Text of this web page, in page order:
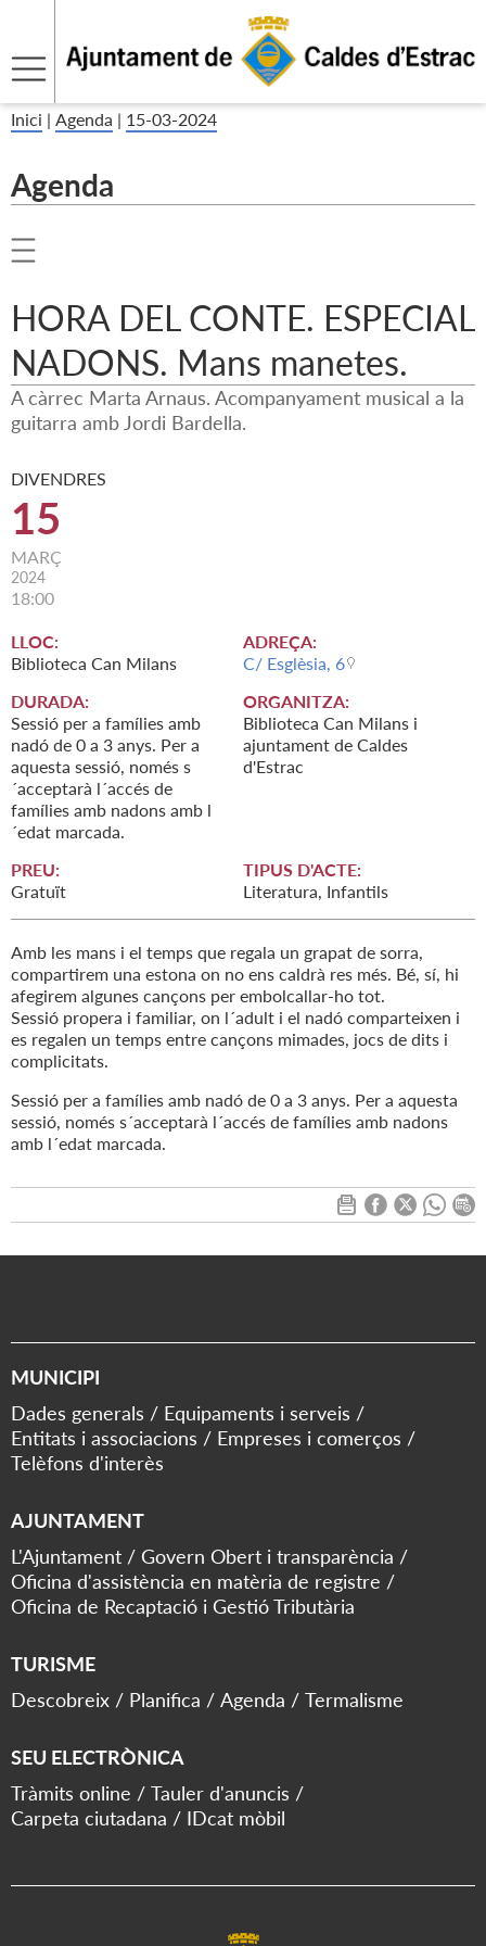
Inici | Agenda | 15-03-2024
Agenda
HORA DEL CONTE. ESPECIAL
NADONS. Mans manetes.
A càrrec Marta Arnaus. Acompanyament musical a la
guitarra amb Jordi Bardella.
DIVENDRES
15
MARÇ
2024
18:00
LLOC:
Biblioteca Can Milans
ADREÇA:
C/ Esglèsia, 6
DURADA:
Sessió per a famílies amb
nadó de 0 a 3 anys. Per a
aquesta sessió, només s
´acceptarà l´accés de
famílies amb nadons amb l
´edat marcada.
ORGANITZA:
Biblioteca Can Milans i
ajuntament de Caldes
d'Estrac
PREU:
Gratuït
TIPUS D'ACTE:
Literatura, Infantils
Amb les mans i el temps que regala un grapat de sorra,
compartirem una estona on no ens caldrà res més. Bé, sí, hi
afegirem algunes cançons per embolcallar-ho tot.
Sessió propera i familiar, on l´adult i el nadó comparteixen i
es regalen un temps entre cançons mimades, jocs de dits i
complicitats.
Sessió per a famílies amb nadó de 0 a 3 anys. Per a aquesta
sessió, només s´acceptarà l´accés de famílies amb nadons
amb l´edat marcada.
MUNICIPI
Dades generals
Equipaments i serveis
Entitats i associacions
Empreses i comerços
Telèfons d'interès
AJUNTAMENT
L'Ajuntament
Govern Obert i transparència
Oficina d'assistència en matèria de registre
Oficina de Recaptació i Gestió Tributària
TURISME
Descobreix
Planifica Agenda Termalisme
SEU ELECTRÒNICA
Tràmits online
Tauler d'anuncis
Carpeta ciutadana
IDcat mòbil